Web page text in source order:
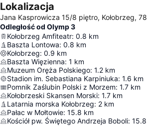
Lokalizacja
Jana Kasprowicza 15/8 piętro, Kołobrzeg,
Odległość od Olymp 3
Kołobrzeg Amfiteatr: 0.8 km
Baszta Lontowa: 0.8 km
Kołobrzeg: 0.9 km
Baszta Więzienna: 1 km
Muzeum Oręża Polskiego: 1.2 km
Stadion im. Sebastiana Karpiniuka: 1.6 km
Pomnik Zaślubin Polski z Morzem: 1.7 km
Kołobrzeski Skansen Morski: 1.7 km
Latarnia morska Kołobrzeg: 2 km
Pałac w Mołtowie: 15.8 km
Kościół pw. Świętego Andrzeja Boboli: 15.8